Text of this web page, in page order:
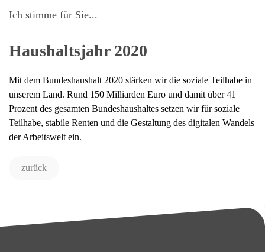
Ich stimme für Sie...
Haushaltsjahr 2020
Mit dem Bundeshaushalt 2020 stärken wir die soziale Teilhabe in
unserem Land. Rund 150 Milliarden Euro und damit über 41
Prozent des gesamten Bundeshaushaltes setzen wir für soziale
Teilhabe, stabile Renten und die Gestaltung des digitalen Wandels
der Arbeitswelt ein.
zurück